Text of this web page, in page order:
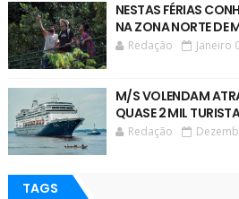
NESTAS FÉRIAS
NA ZONA NORTE DE
Redação Janeiro
M/S VOLENDAM
QUASE 2 MIL
Redação
TAGS